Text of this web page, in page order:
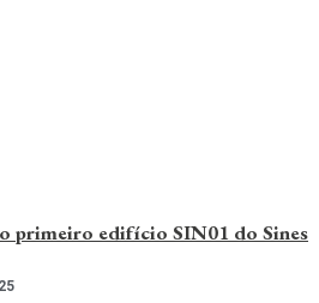
primeiro edifício SIN01 do Sines